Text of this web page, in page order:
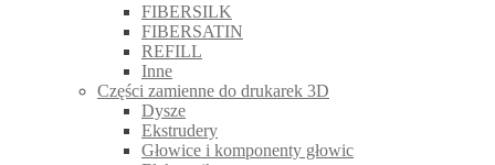
FIBERSILK
FIBERSATIN
REFILL
Inne
Części zamienne do drukarek 3D
Dysze
Ekstrudery
Głowice i komponenty głowic